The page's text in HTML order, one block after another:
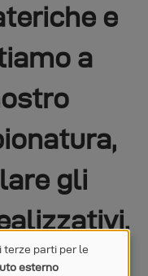
e
a
gli
per
terze parti per le
esterno